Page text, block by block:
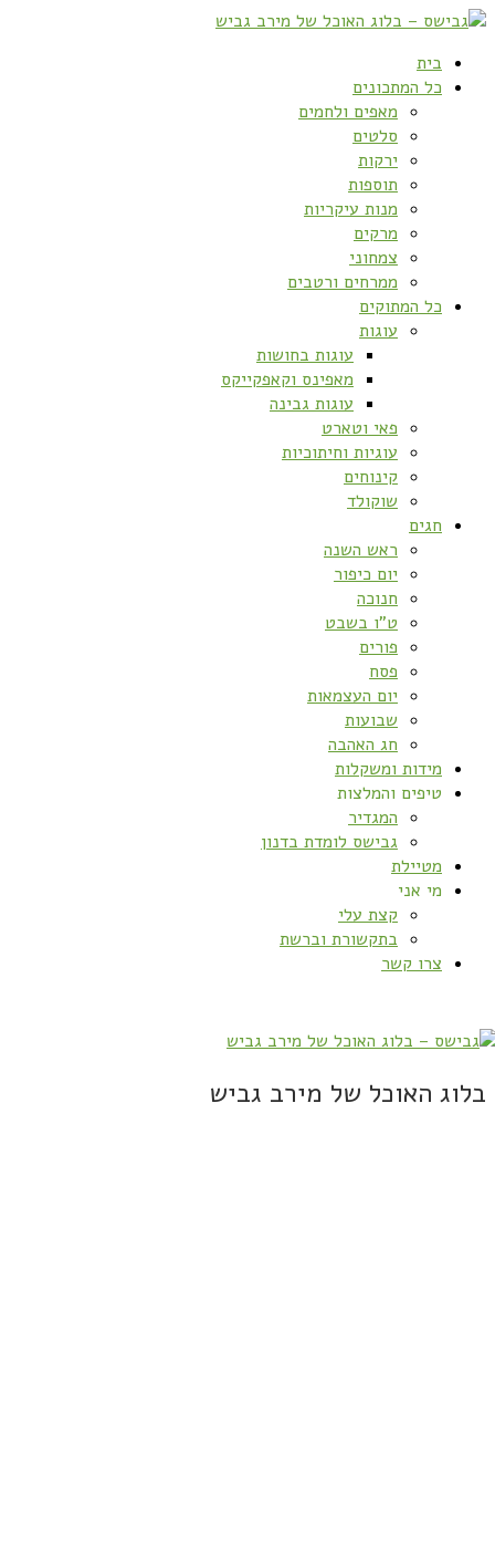
בית
כל המתכונים
מאפים ולחמים
סלטים
ירקות
תוספות
מנות עיקריות
מרקים
צמחוני
ממרחים ורטבים
כל המתוקים
עוגות
עוגות בחושות
מאפינס וקאפקייקס
עוגות גבינה
פאי וטארט
עוגיות וחיתוכיות
קינוחים
שוקולד
חגים
ראש השנה
יום כיפור
חנוכה
ט”ו בשבט
פורים
פסח
יום העצמאות
שבועות
חג האהבה
מידות ומשקלות
טיפים והמלצות
המגדיר
גבישס לומדת בדנון
מטיילת
מי אני
קצת עלי
בתקשורת וברשת
צרו קשר
בלוג האוכל של מירב גביש